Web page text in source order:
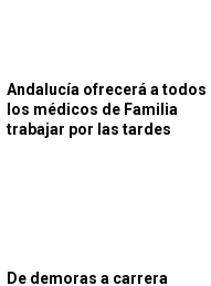
Andalucía ofrecerá a todos
los médicos de Familia
trabajar por las tardes
De demoras a carrera